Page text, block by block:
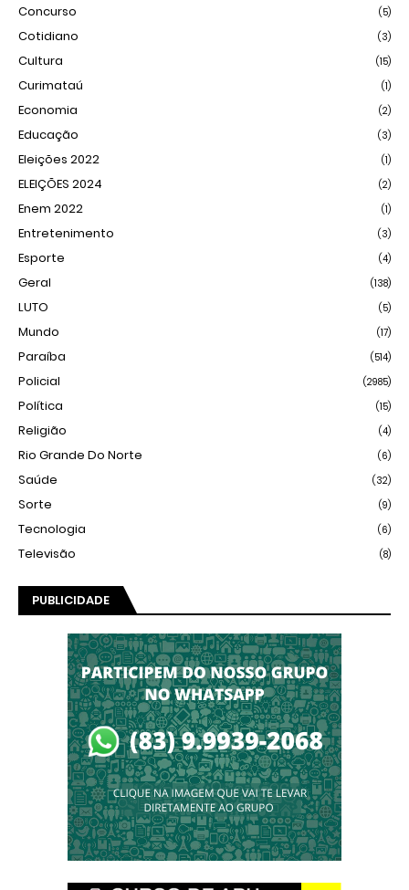
Concurso (5)
Cotidiano (3)
Cultura (15)
Curimataú (1)
Economia (2)
Educação (3)
Eleições 2022 (1)
ELEIÇÕES 2024 (2)
Enem 2022 (1)
Entretenimento (3)
Esporte (4)
Geral (138)
LUTO (5)
Mundo (17)
Paraíba (514)
Policial (2985)
Política (15)
Religião (4)
Rio Grande Do Norte (6)
Saúde (32)
Sorte (9)
Tecnologia (6)
Televisão (8)
PUBLICIDADE